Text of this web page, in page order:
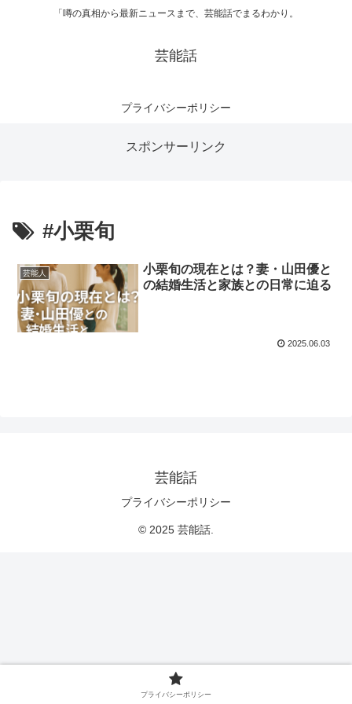
「噂の真相から最新ニュースまで、芸能話でまるわかり。
芸能話
プライバシーポリシー
スポンサーリンク
#小栗旬
芸能人
小栗旬の現在とは？妻・山田優と
の結婚生活と家族との日常に迫る
2025.06.03
芸能話
プライバシーポリシー
© 2025 芸能話.
プライバシーポリシー